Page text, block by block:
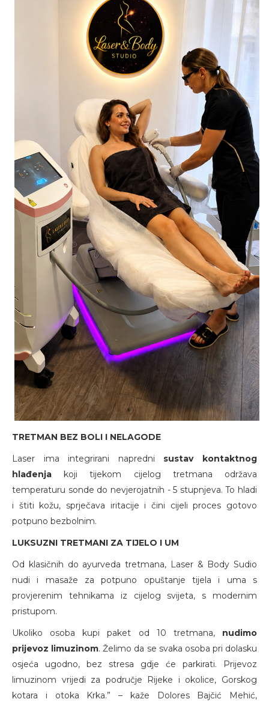
TRETMAN BEZ BOLI I NELAGODE
Laser ima integrirani napredni sustav kontaktnog
hlađenja koji tijekom cijelog tretmana održava
temperaturu sonde do nevjerojatnih - 5 stupnjeva. To hladi
i štiti kožu, sprječava iritacije i čini cijeli proces gotovo
potpuno bezbolnim.
LUKSUZNI TRETMANI ZA TIJELO I UM
Od klasičnih do ayurveda tretmana, Laser & Body Sudio
nudi i masaže za potpuno opuštanje tijela i uma s
provjerenim tehnikama iz cijelog svijeta, s modernim
pristupom.
Ukoliko osoba kupi paket od 10 tretmana, nudimo
prijevoz limuzinom. Želimo da se svaka osoba pri dolasku
osjeća ugodno, bez stresa gdje će parkirati. Prijevoz
limuzinom vrijedi za područje Rijeke i okolice, Gorskog
kotara i otoka Krka.” – kaže Dolores Bajčić Mehić,